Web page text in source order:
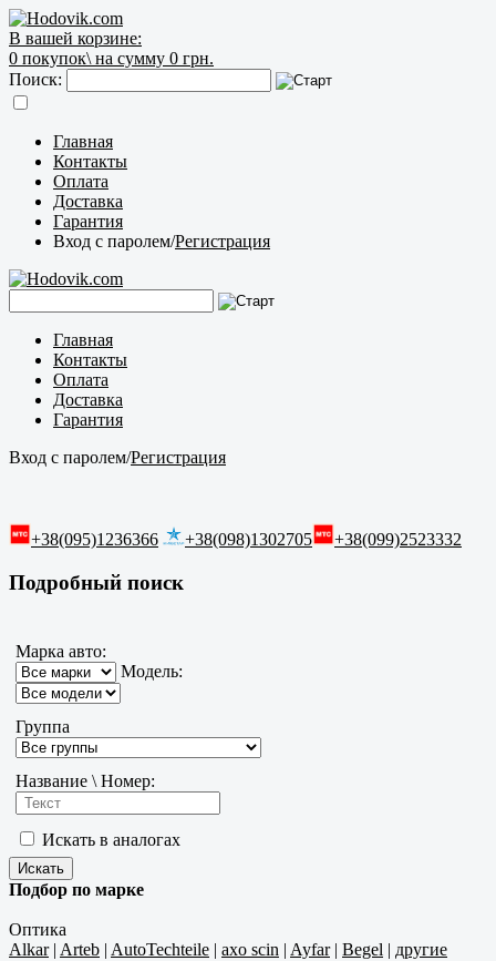
В вашей корзине:
0 покупок\ на сумму 0 грн.
Поиск:
Главная
Контакты
Оплата
Доставка
Гарантия
Вход с паролем/Регистрация
Главная
Контакты
Оплата
Доставка
Гарантия
Вход с паролем/Регистрация
+38(095)1236366 +38(098)1302705 +38(099)2523332
Подробный поиск
Марка авто:
Модель:
Группа
Название \ Номер:
Искать в аналогах
Подбор по марке
Оптика
Alkar| Arteb | AutoTechteile | axo scin | Ayfar| Begel | другие